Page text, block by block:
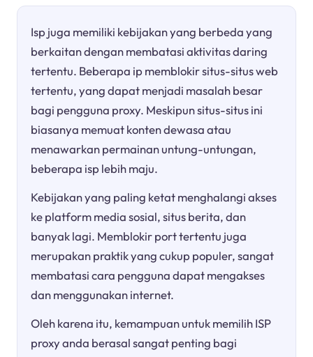
Isp juga memiliki kebijakan yang berbeda yang
berkaitan dengan membatasi aktivitas daring
tertentu. Beberapa ip memblokir situs-situs web
tertentu, yang dapat menjadi masalah besar
bagi pengguna proxy. Meskipun situs-situs ini
biasanya memuat konten dewasa atau
menawarkan permainan untung-untungan,
beberapa isp lebih maju.
Kebijakan yang paling ketat menghalangi akses
ke platform media sosial, situs berita, dan
banyak lagi. Memblokir port tertentu juga
merupakan praktik yang cukup populer, sangat
membatasi cara pengguna dapat mengakses
dan menggunakan internet.
Oleh karena itu, kemampuan untuk memilih ISP
proxy anda berasal sangat penting bagi